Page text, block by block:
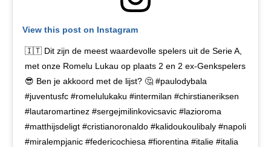
View this post on Instagram
🇮🇹 Dit zijn de meest waardevolle spelers uit de Serie A,
met onze Romelu Lukau op plaats 2 en 2 ex-Genkspelers
😎 Ben je akkoord met de lijst? 🤔 #paulodybala
#juventusfc #romelulukaku #intermilan #chirstianeriksen
#lautaromartinez #sergejmilinkovicsavic #lazioroma
#matthijsdeligt #cristianoronaldo #kalidoukoulibaly #napoli
#miralempjanic #federicochiesa #fiorentina #italie #italia